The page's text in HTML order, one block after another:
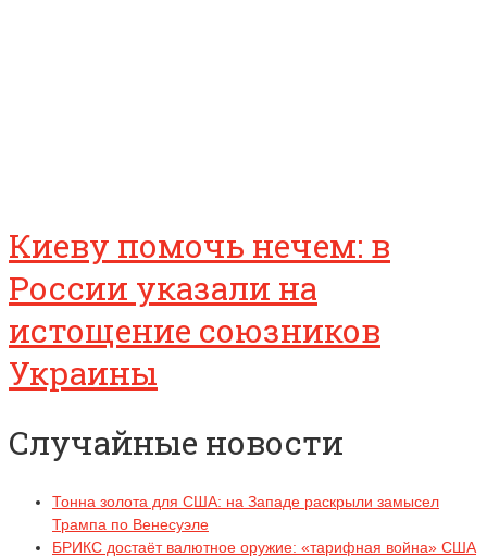
Киеву помочь нечем: в
России указали на
истощение союзников
Украины
Случайные новости
Тонна золота для США: на Западе раскрыли замысел
Трампа по Венесуэле
БРИКС достаёт валютное оружие: «тарифная война» США